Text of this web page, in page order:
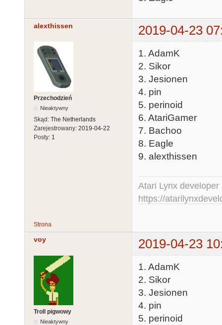
alexthissen 2019-04-23
Przechodzień
Nieaktywny
Skąd: The Netherlands
Zarejestrowany: 2019-04-22
Posty: 1
1. AdamK
2. Sikor
3. Jesionen
4. pin
5. perinoid
6. AtariGamer
7. Bachoo
8. Eagle
9. alexthissen
Atari Lynx
https://
Strona
voy 2019-04-23
Troll pigwowy
Nieaktywny
1. AdamK
2. Sikor
3. Jesionen
4. pin
5. perinoid